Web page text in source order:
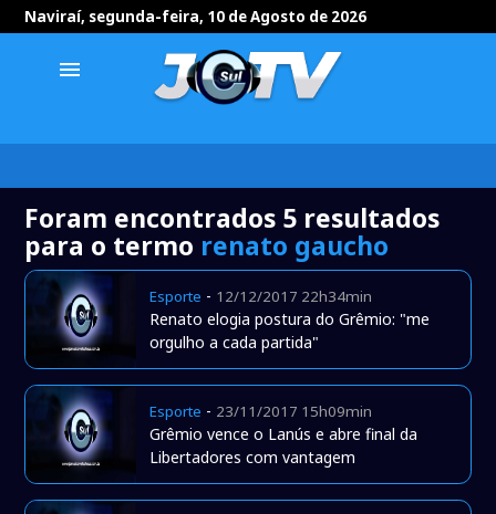
Naviraí, segunda-feira, 10 de Agosto de 2026
menu
Foram encontrados 5 resultados
para o termo renato gaucho
Esporte - 12/12/2017 22h34min
Renato elogia postura do Grêmio: "me
orgulho a cada partida"
Esporte - 23/11/2017 15h09min
Grêmio vence o Lanús e abre final da
Libertadores com vantagem